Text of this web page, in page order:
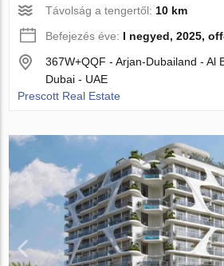
Távolság a tengertől: 10 km
Befejezés éve: I negyed, 2025,
367W+QQF - Arjan-Dubailand - Al
Dubai - UAE
Prescott Real Estate